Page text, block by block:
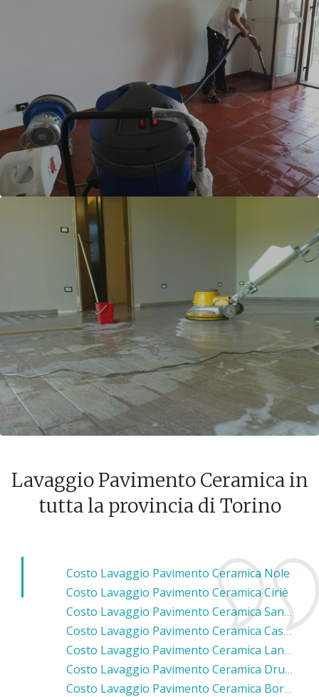
Lavaggio Pavimento Ceramica in
tutta la provincia di Torino
Costo Lavaggio Pavimento Ceramica Nole
Costo Lavaggio Pavimento Ceramica Ciriè
Costo Lavaggio Pavimento Ceramica San Maurizio Canavese
Costo Lavaggio Pavimento Ceramica Caselle Torinese
Costo Lavaggio Pavimento Ceramica Lanzo Torinese
Costo Lavaggio Pavimento Ceramica Druento
Costo Lavaggio Pavimento Ceramica Borgaro Torinese